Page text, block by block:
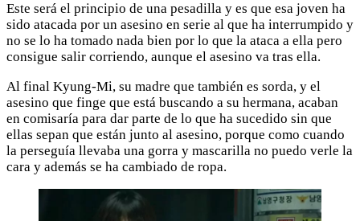
Este será el principio de una pesadilla y es que esa joven ha
sido atacada por un asesino en serie al que ha interrumpido y
no se lo ha tomado nada bien por lo que la ataca a ella pero
consigue salir corriendo, aunque el asesino va tras ella.
Al final Kyung-Mi, su madre que también es sorda, y el
asesino que finge que está buscando a su hermana, acaban
en comisaría para dar parte de lo que ha sucedido sin que
ellas sepan que están junto al asesino, porque como cuando
la perseguía llevaba una gorra y mascarilla no puedo verle la
cara y además se ha cambiado de ropa.